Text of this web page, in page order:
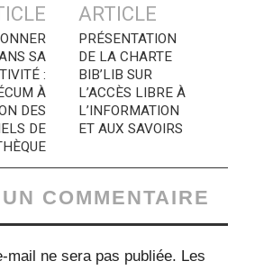
SA
:
À
DES
DE
ARTICLE
PRÉSENTATION
DE LA CHARTE
BIB’LIB SUR
L’ACCÈS LIBRE À
L’INFORMATION
ET AUX SAVOIRS
COMMENTAIRE
mail ne sera pas publiée. Les